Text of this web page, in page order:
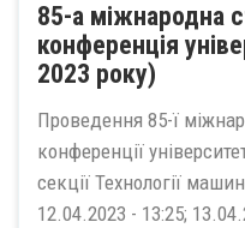
85-а міжнародна
конференція
2023 року)
Проведення 85-ї
конференції
секції Технології
12.04.2023 - 13:25;